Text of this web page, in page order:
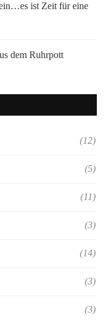
ist Zeit für eine
dem Ruhrpott
(12)
(5)
(11)
(3)
(14)
(3)
(3)